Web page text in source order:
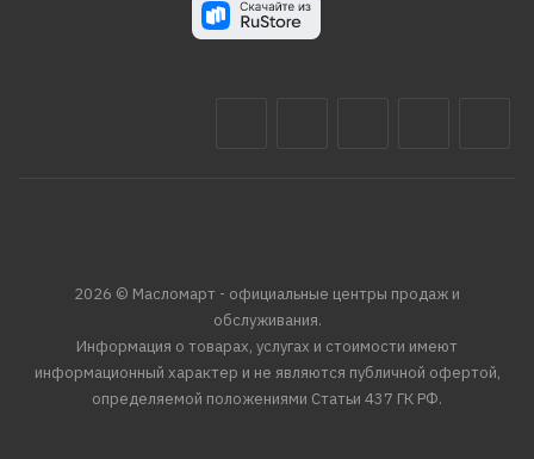
2026 © Масломарт - официальные центры продаж и
обслуживания.
Информация о товарах, услугах и стоимости имеют
информационный характер и не являются публичной офертой,
определяемой положениями Статьи 437 ГК РФ.